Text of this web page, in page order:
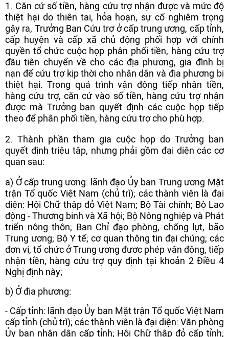
1. Căn cứ số tiền, hàng cứu trợ nhận được và mức độ
thiệt hại do thiên tai, hỏa hoạn, sự cố nghiêm trọng
gây ra, Trưởng Ban Cứu trợ ở cấp trung ương, cấp tỉnh,
cấp huyện và cấp xã chủ động phối hợp với chính
quyền tổ chức cuộc họp phân phối tiền, hàng cứu trợ
đầu tiên chuyển về cho các địa phương, gia đình bị
nạn để cứu trợ kịp thời cho nhân dân và địa phương bị
thiệt hại. Trong quá trình vận động tiếp nhận tiền,
hàng cứu trợ, căn cứ vào số tiền, hàng cứu trợ nhận
được mà Trưởng ban quyết định các cuộc họp tiếp
theo để phân phối tiền, hàng cứu trợ cho phù hợp.
2. Thành phần tham gia cuộc họp do Trưởng ban
quyết định triệu tập, nhưng phải gồm đại diện các cơ
quan sau:
a) Ở cấp trung ương: lãnh đạo Ủy ban Trung ương Mặt
trận Tổ quốc Việt Nam (chủ trì); các thành viên là đại
diện: Hội Chữ thập đỏ Việt Nam; Bộ Tài chính; Bộ Lao
động - Thương binh và Xã hội; Bộ Nông nghiệp và Phát
triển nông thôn; Ban Chỉ đạo phòng, chống lụt, bão
Trung ương; Bộ Y tế; cơ quan thông tin đại chúng; các
đơn vị, tổ chức ở Trung ương được phép vận động, tiếp
nhận tiền, hàng cứu trợ quy định tại khoản 2 Điều 4
Nghị định này;
b) Ở địa phương:
- Cấp tỉnh: lãnh đạo Ủy ban Mặt trận Tổ quốc Việt Nam
cấp tỉnh (chủ trì); các thành viên là đại diện: Văn phòng
Ủy ban nhân dân cấp tỉnh; Hội Chữ thập đỏ cấp tỉnh;